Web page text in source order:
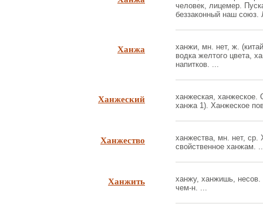
человек, лицемер.
беззаконный наш союз.
Ханжа
ханжи, мн. нет, ж.
водка желтого цвета,
напитков. ...
Ханжеский
ханжеская, ханжеское.
ханжа 1). Ханжеское
Ханжество
ханжества, мн. нет, ср.
свойственное ханжам.
Ханжить
ханжу, ханжишь, несов.
чем-н. ...